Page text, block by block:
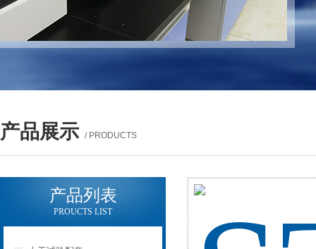
产品展示 / PRODUCTS
产品列表
PROUCTS LIST